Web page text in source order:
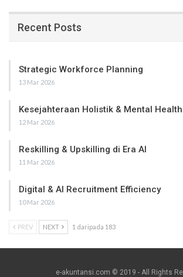
Recent Posts
Strategic Workforce Planning
13 Mar 2026
Kesejahteraan Holistik & Mental Health
12 Mar 2026
Reskilling & Upskilling di Era AI
11 Mar 2026
Digital & AI Recruitment Efficiency
10 Mar 2026
PREV NEXT 1 daripada 183
e-akuntansi.com © 2019 - All Rights